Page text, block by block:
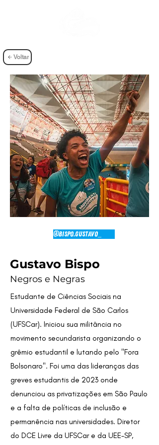
Voltar
@bispo.gustavo_
Gustavo Bispo
Negros e Negras
Estudante de Ciências Sociais na
Universidade Federal de São Carlos
(UFSCar). Iniciou sua militância no
movimento secundarista organizando o
grêmio estudantil e lutando pelo "Fora
Bolsonaro". Foi uma das lideranças das
greves estudantis de 2023 onde
denunciou as privatizações em São Paulo
e a falta de políticas de inclusão e
permanência nas universidades. Diretor
do DCE Livre da UFSCar e da UEE-SP,